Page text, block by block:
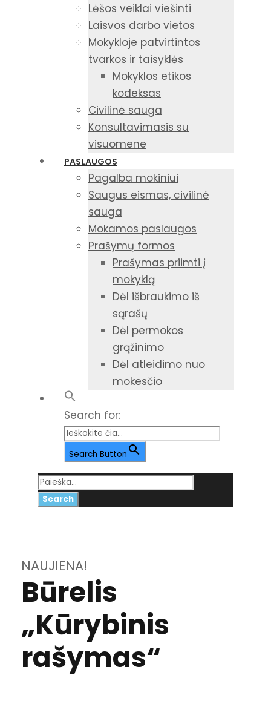
Lėšos veiklai viešinti
Laisvos darbo vietos
Mokykloje patvirtintos
tvarkos ir taisyklės
Mokyklos etikos
kodeksas
Civilinė sauga
Konsultavimasis su
visuomene
PASLAUGOS
Pagalba mokiniui
Saugus eismas, civilinė
sauga
Mokamos paslaugos
Prašymų formos
Prašymas priimti į
mokyklą
Dėl išbraukimo iš
sąrašų
Dėl permokos
grąžinimo
Dėl atleidimo nuo
mokesčio
Search for:
Search Button
NAUJIENA!
Būrelis
„Kūrybinis
rašymas“